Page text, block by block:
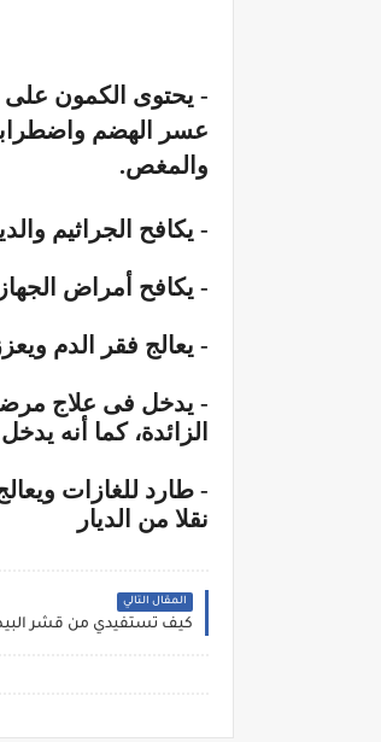
- يحتوى الكمون على
عسر الهضم
والمغص.
- يكافح الجراثيم
- يكافح أمراض
- يعالج فقر الدم
- يدخل فى علاج
الزائدة، كما أنه
- طارد للغازات ويعالج
نقلا من الديار
المقال التالي
كيف تستفيدي من قشر